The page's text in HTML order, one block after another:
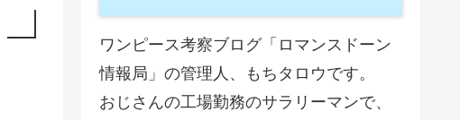
ワンピース考察ブログ「ロマンスドーン
情報局」の管理人、もちタロウです。
おじさんの工場勤務のサラリーマンで、